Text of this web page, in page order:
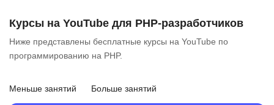
Курсы на YouTube для PHP-разработчиков
Ниже представлены бесплатные курсы на YouTube по
программированию на PHP.
Меньше занятий Больше занятий